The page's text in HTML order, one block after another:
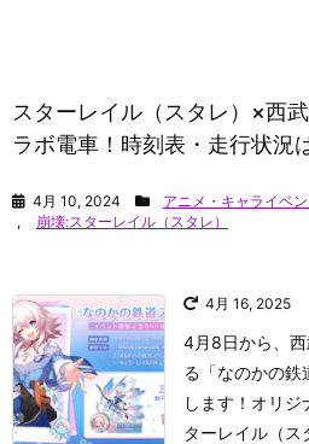
スターレイル（スタレ）×西
ラボ電車！時刻表・走行状
4月 10, 2024 アニメ・キャライベン
,
崩壊:スターレイル（スタレ）
4月 16, 2025
4月8日から、
る「なのかの鉄
します！オリ
ターレイル（